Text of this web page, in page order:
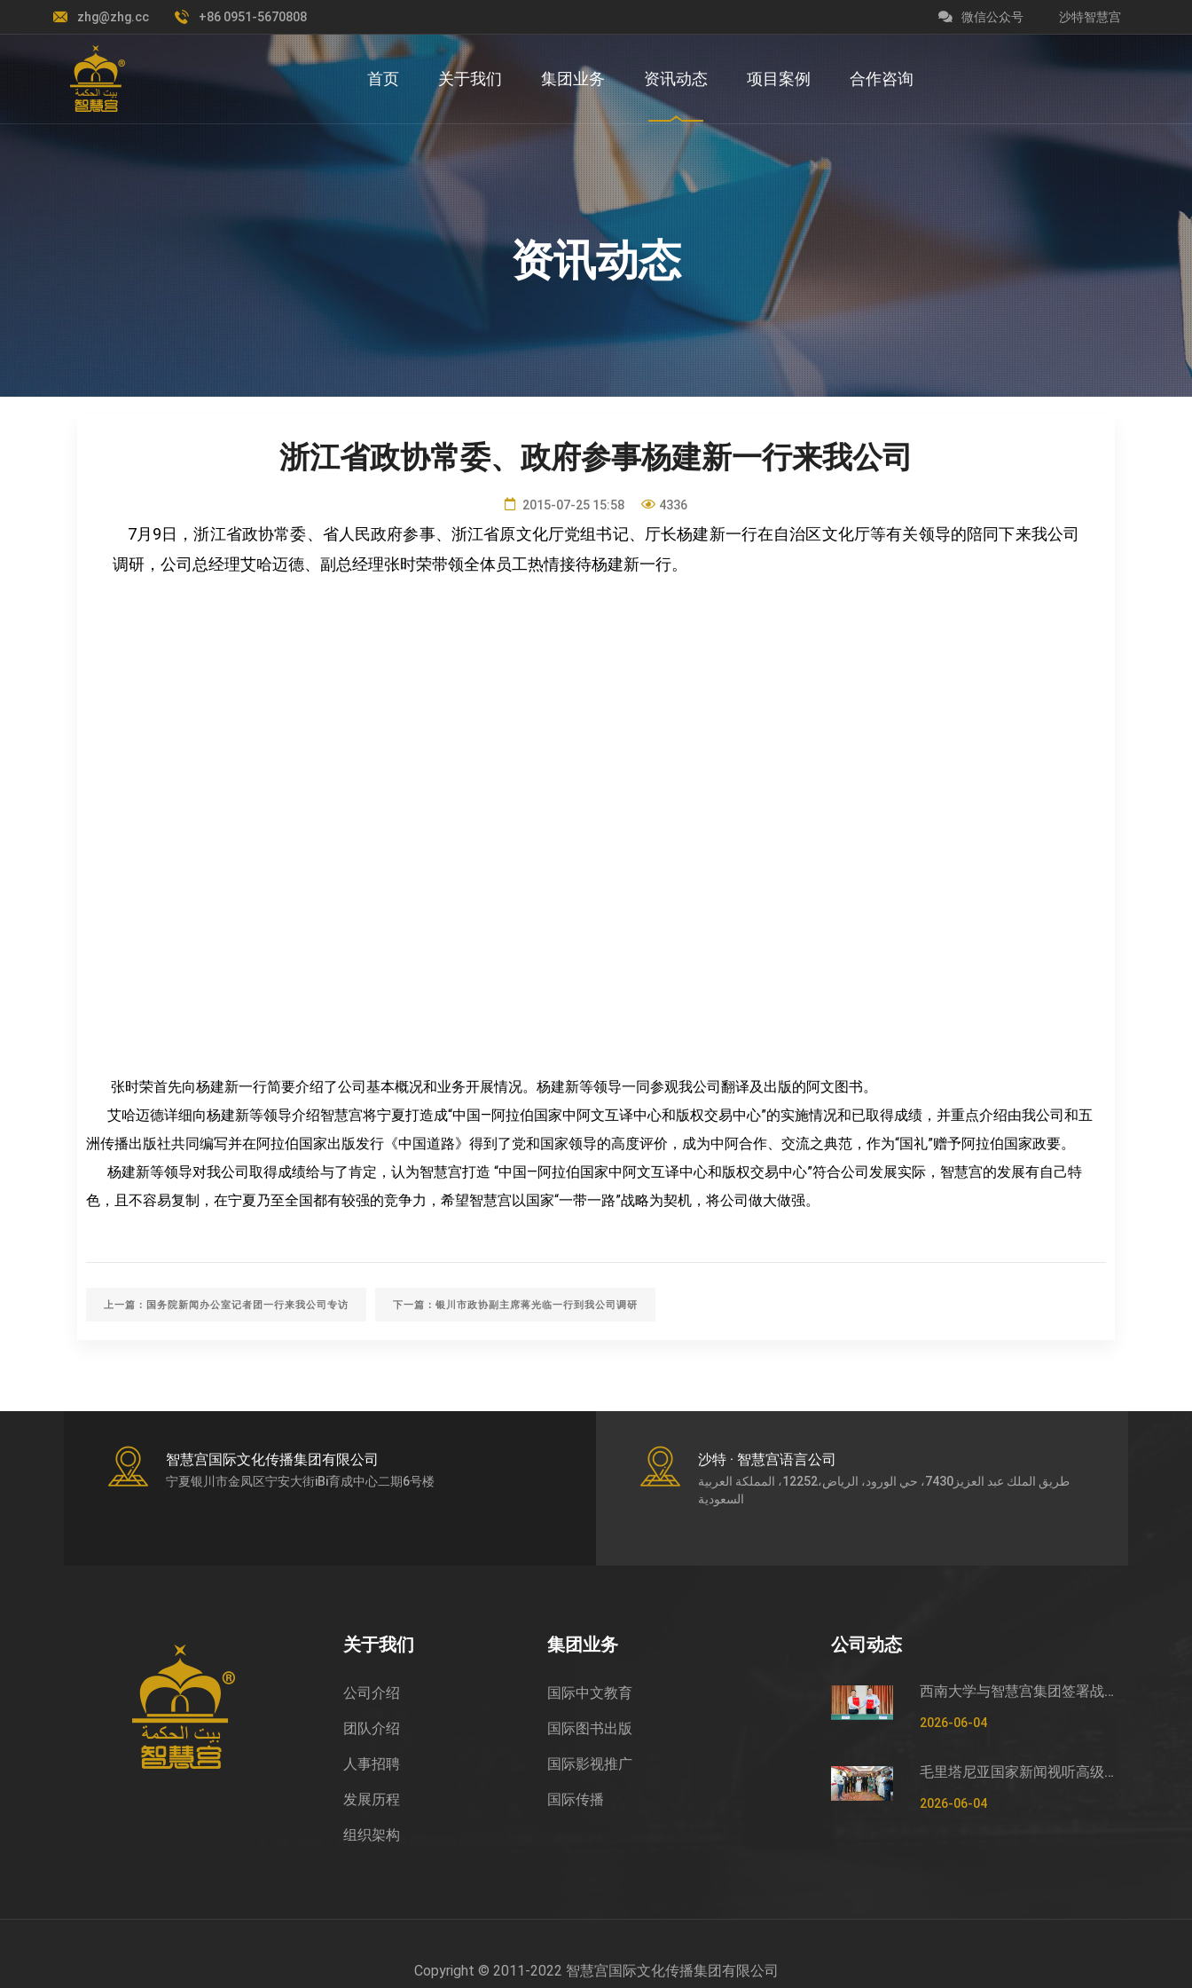
zhg@zhg.cc +86 0951-5670808 沙特智慧宫
微信公众号
首页 关于我们 集团业务 资讯动态 项目案例 合作咨询
资讯动态
浙江省政协常委、政府参事杨建新一行来我公司
2015-07-25 15:58 4336
7月9日，浙江省政协常委、省人民政府参事、浙江省原文化厅党组书记、厅长杨建新一行在自治区文化厅等有关领导的陪同下来我公司
调研，公司总经理艾哈迈德、副总经理张时荣带领全体员工热情接待杨建新一行。
张时荣首先向杨建新一行简要介绍了公司基本概况和业务开展情况。杨建新等领导一同参观我公司翻译及出版的阿文图书。
艾哈迈德详细向杨建新等领导介绍智慧宫将宁夏打造成“中国—阿拉伯国家中阿文互译中心和版权交易中心”的实施情况和已取得成绩，并重点介绍由我公司和五
洲传播出版社共同编写并在阿拉伯国家出版发行《中国道路》得到了党和国家领导的高度评价，成为中阿合作、交流之典范，作为“国礼”赠予阿拉伯国家政要。
杨建新等领导对我公司取得成绩给与了肯定，认为智慧宫打造 “中国—阿拉伯国家中阿文互译中心和版权交易中心”符合公司发展实际，智慧宫的发展有自己特
色，且不容易复制，在宁夏乃至全国都有较强的竞争力，希望智慧宫以国家“一带一路”战略为契机，将公司做大做强。
上一篇：国务院新闻办公室记者团一行来我公司专访 下一篇：银川市政协副主席蒋光临一行到我公司调研
智慧宫国际文化传播集团有限公司
宁夏银川市金凤区宁安大街iBi育成中心二期6号楼
沙特 · 智慧宫语言公司
طريق الملك عبد العزيز7430، حي الورود، الرياض،12252، المملكة العربية
السعودية
关于我们
公司介绍
团队介绍
人事招聘
发展历程
组织架构
集团业务
国际中文教育
国际图书出版
国际影视推广
国际传播
公司动态
西南大学与智慧宫集团签署战略合作框架协议
2026-06-04
毛里塔尼亚国家新闻视听高级管理局监测管控司司长穆罕默德·哈桑·埃萨利姆一行莅临智慧宫调研
2026-06-04
Copyright © 2011-2022 智慧宫国际文化传播集团有限公司